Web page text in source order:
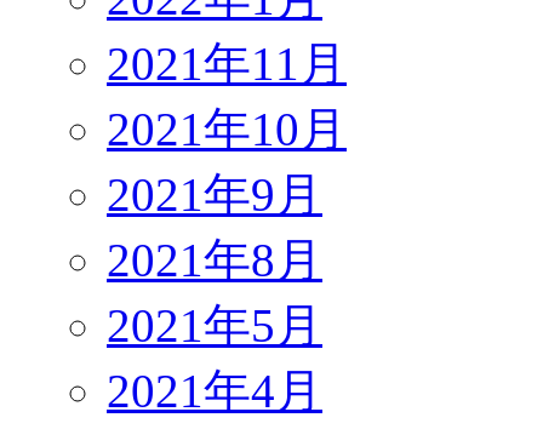
2021年11月
2021年10月
2021年9月
2021年8月
2021年5月
2021年4月